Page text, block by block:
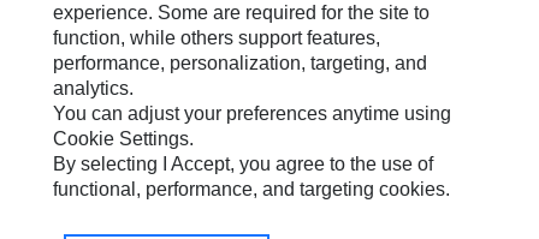
Mina Marknadsföringspreferenser
Platskarta
Cookie Settings
Juridiskt
Sekretess
experience. Some are required for the site to
function, while others support features,
performance, personalization, targeting, and
analytics.
You can adjust your preferences anytime using
Cookie Settings.
By selecting I Accept, you agree to the use of
functional, performance, and targeting cookies.